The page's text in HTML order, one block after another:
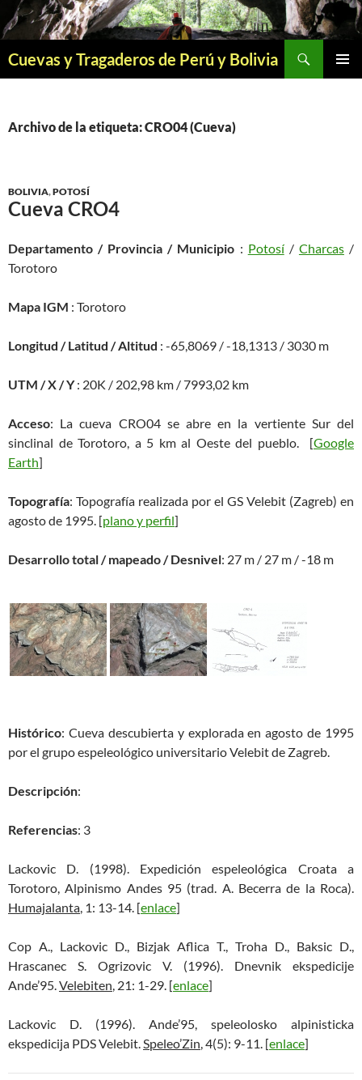
Saltar
al
Cuevas y Tragaderos de Perú y Bolivia
Archivo de la etiqueta: CRO04 (Cueva)
BOLIVIA,POTOSÍ
Cueva CRO4
Departamento / Provincia / Municipio : Potosí/ Charcas/
Torotoro
Mapa IGM : Torotoro
Longitud / Latitud / Altitud : -65,8069 / -18,1313 / 3030 m
UTM / X / Y: 20K / 202,98 km / 7993,02 km
Acceso: La cueva CRO04 se abre en la vertiente Sur del
sinclinal de Torotoro, a 5 km al Oeste del pueblo. [Google
Earth]
Topografía: Topografía realizada por el GS Velebit (Zagreb) en
agosto de 1995. [plano y perfil]
Desarrollo total / mapeado / Desnivel: 27 m / 27 m / -18 m
Histórico: Cueva descubierta y explorada en agosto de 1995
por el grupo espeleológico universitario Velebit de Zagreb.
Descripción:
Referencias: 3
Lackovic D. (1998). Expedición espeleológica Croata a
Torotoro, Alpinismo Andes 95 (trad. A. Becerra de la Roca).
Humajalanta, 1: 13-14. [enlace]
Cop A., Lackovic D., Bizjak Aflica T., Troha D., Baksic D.,
Hrascanec S. Ogrizovic V. (1996). Dnevnik ekspedicije
Ande’95.Velebiten, 21: 1-29. [enlace]
Lackovic D. (1996). Ande’95, speleolosko alpinisticka
ekspedicija PDS Velebit.Speleo’Zin, 4(5): 9-11. [enlace]